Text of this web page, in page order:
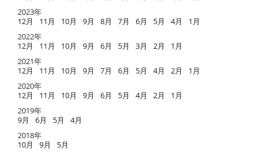
2023年
12月
11月 10月 9月 8月 7月 6月 5月 4月
1月
2022年
12月
11月 10月 9月 6月 5月 3月 2月
1月
2021年
12月
11月 10月 9月 7月 6月 5月 4月 2月
1月
2020年
12月
11月 10月 9月 6月 5月 4月 2月
1月
2019年
9月
6月 5月
4月
2018年
10月
9月
5月